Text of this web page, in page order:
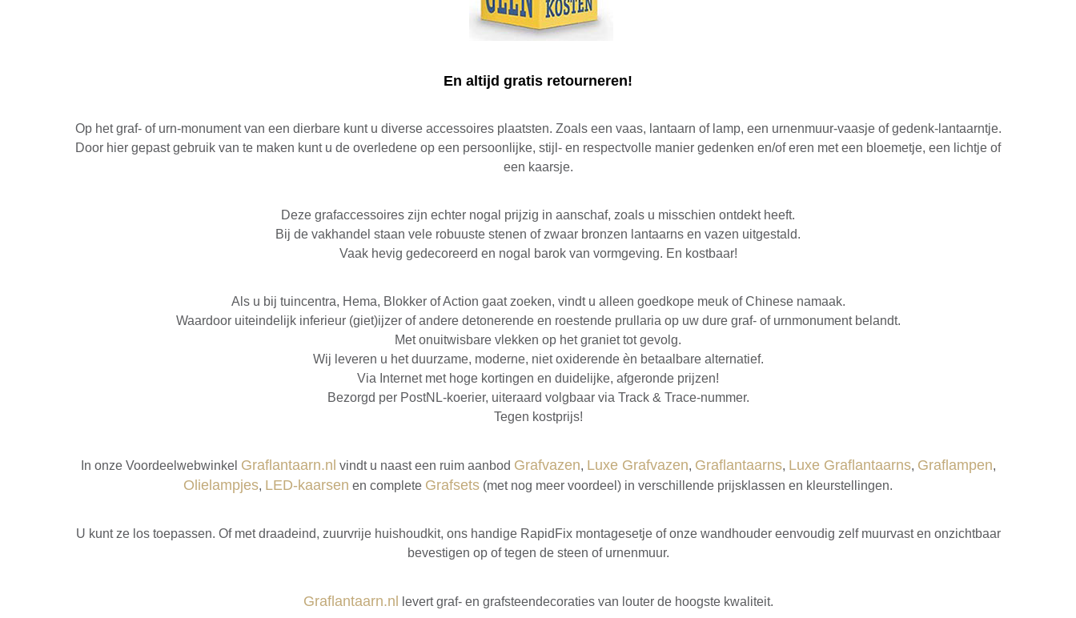
En altijd gratis retourneren!
Op het graf- of urn-monument van een dierbare kunt u diverse accessoires plaatsten. Zoals een vaas, lantaarn of lamp, een urnenmuur-vaasje of gedenk-lantaarntje.
Door hier gepast gebruik van te maken kunt u de overledene op een persoonlijke, stijl- en respectvolle manier gedenken en/of eren met een bloemetje, een lichtje of
een kaarsje.
Deze grafaccessoires zijn echter nogal prijzig in aanschaf, zoals u misschien ontdekt heeft.
Bij de vakhandel staan vele robuuste stenen of zwaar bronzen lantaarns en vazen uitgestald.
Vaak hevig gedecoreerd en nogal barok van vormgeving. En kostbaar!
Als u bij tuincentra, Hema, Blokker of Action gaat zoeken, vindt u alleen goedkope meuk of Chinese namaak.
Waardoor uiteindelijk inferieur (giet)ijzer of andere detonerende en roestende prullaria op uw dure graf- of urnmonument belandt.
Met onuitwisbare vlekken op het graniet tot gevolg.
Wij leveren u het duurzame, moderne, niet oxiderende èn betaalbare alternatief.
Via Internet met hoge kortingen en duidelijke, afgeronde prijzen!
Bezorgd per PostNL-koerier, uiteraard volgbaar via Track & Trace-nummer.
Tegen kostprijs!
In onze Voordeelwebwinkel Graflantaarn.nl vindt u naast een ruim aanbod Grafvazen, Luxe Grafvazen, Graflantaarns, Luxe Graflantaarns, Graflampen,
Olielampjes, LED-kaarsen en complete Grafsets (met nog meer voordeel) in verschillende prijsklassen en kleurstellingen.
U kunt ze los toepassen. Of met draadeind, zuurvrije huishoudkit, ons handige RapidFix montagesetje of onze wandhouder eenvoudig zelf muurvast en onzichtbaar
bevestigen op of tegen de steen of urnenmuur.
Graflantaarn.nl levert graf- en grafsteendecoraties van louter de hoogste kwaliteit.